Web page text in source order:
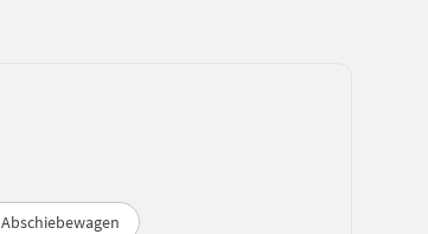
Abschiebewagen